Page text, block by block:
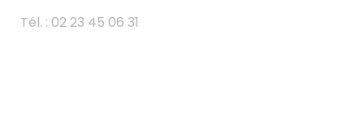
Tél. : 02 23 45 06 31